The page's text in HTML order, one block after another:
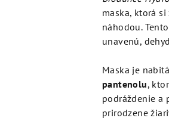
5,0
hviezdičiek.
maska, ktorá
náhodou.
unavenú,
Maska je
pantenolu,
podráždenie a
prirodzene